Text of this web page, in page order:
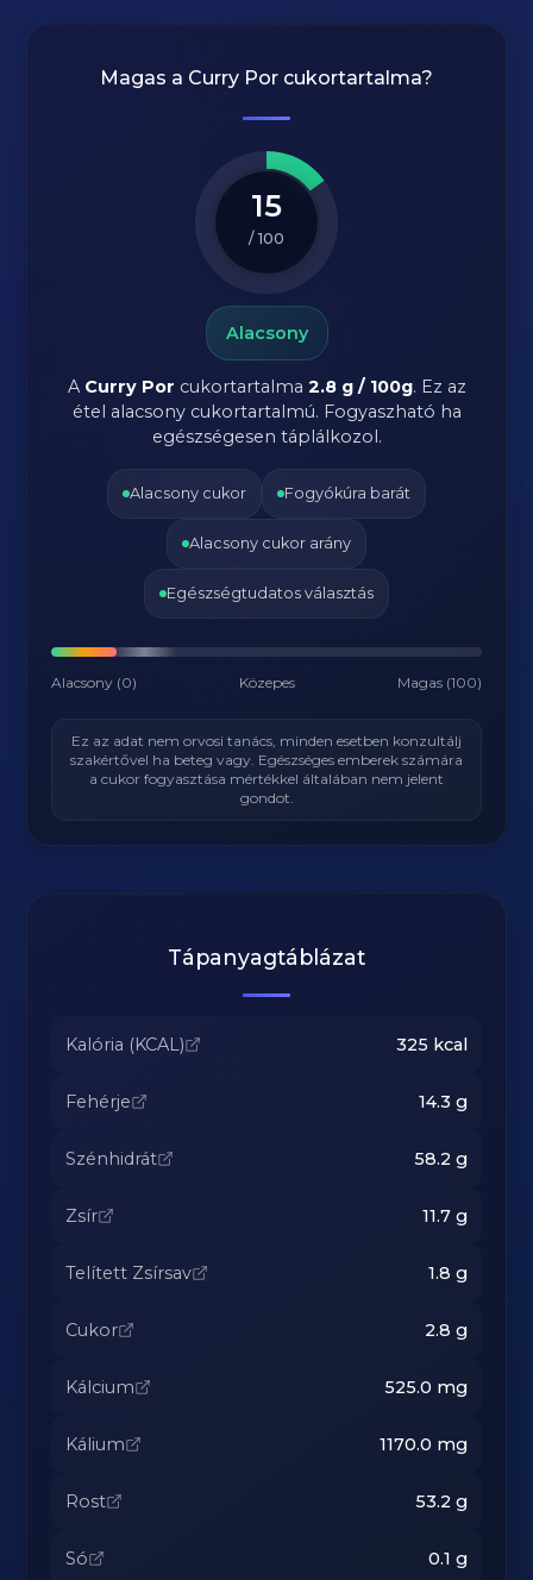
Magas a Curry Por cukortartalma?
15
/ 100
Alacsony
A Curry Por cukortartalma 2.8 g / 100g. Ez az
étel alacsony cukortartalmú. Fogyaszható ha
egészségesen táplálkozol.
Alacsony cukor Fogyókúra barát
Alacsony cukor arány
Egészségtudatos választás
Alacsony (0) Közepes Magas (100)
Ez az adat nem orvosi tanács, minden esetben konzultálj
szakértővel ha beteg vagy. Egészséges emberek számára
a cukor fogyasztása mértékkel általában nem jelent
gondot.
Tápanyagtáblázat
Kalória (KCAL) 325 kcal
Fehérje 14.3 g
Szénhidrát 58.2 g
Zsír 11.7g
Telített Zsírsav 1.8 g
Cukor 2.8 g
Kálcium 525.0 mg
Kálium 1170.0 mg
Rost 53.2 g
Só 0.1 g